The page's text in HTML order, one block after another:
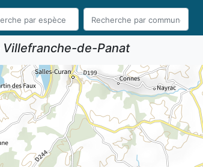
Villefranche-de-Panat